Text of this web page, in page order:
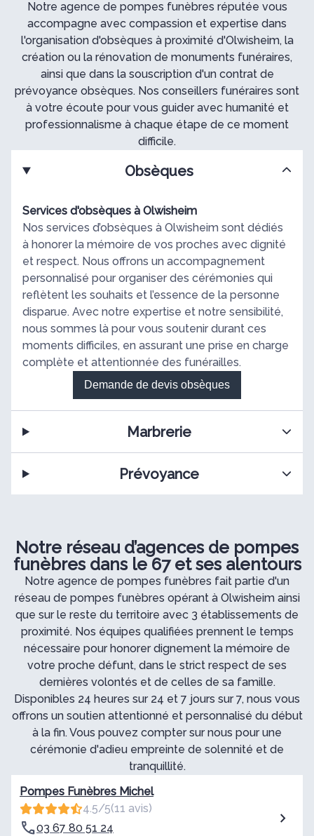
Notre agence de pompes funèbres réputée vous
accompagne avec compassion et expertise dans
l'organisation d'obsèques à proximité d'Olwisheim, la
création ou la rénovation de monuments funéraires,
ainsi que dans la souscription d'un contrat de
prévoyance obsèques. Nos conseillers funéraires sont
à votre écoute pour vous guider avec humanité et
professionnalisme à chaque étape de ce moment
difficile.
Obsèques
Services d'obsèques à Olwisheim
Nos services d’obsèques à Olwisheim sont dédiés
à honorer la mémoire de vos proches avec dignité
et respect. Nous offrons un accompagnement
personnalisé pour organiser des cérémonies qui
reflètent les souhaits et l’essence de la personne
disparue. Avec notre expertise et notre sensibilité,
nous sommes là pour vous soutenir durant ces
moments difficiles, en assurant une prise en charge
complète et attentionnée des funérailles.
Demande de devis obsèques
Marbrerie
Prévoyance
Notre réseau d’agences de pompes
funèbres dans le 67 et ses alentours
Notre agence de pompes funèbres fait partie d'un
réseau de pompes funèbres opérant à Olwisheim ainsi
que sur le reste du territoire avec 3 établissements de
proximité. Nos équipes qualifiées prennent le temps
nécessaire pour honorer dignement la mémoire de
votre proche défunt, dans le strict respect de ses
dernières volontés et de celles de sa famille.
Disponibles 24 heures sur 24 et 7 jours sur 7, nous vous
offrons un soutien attentionné et personnalisé du début
à la fin. Vous pouvez compter sur nous pour une
cérémonie d'adieu empreinte de solennité et de
tranquillité.
Pompes Funèbres Michel
4.5/5(11 avis)
03 67 80 51 24